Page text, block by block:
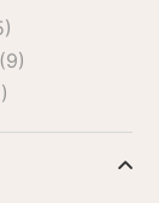
(9)